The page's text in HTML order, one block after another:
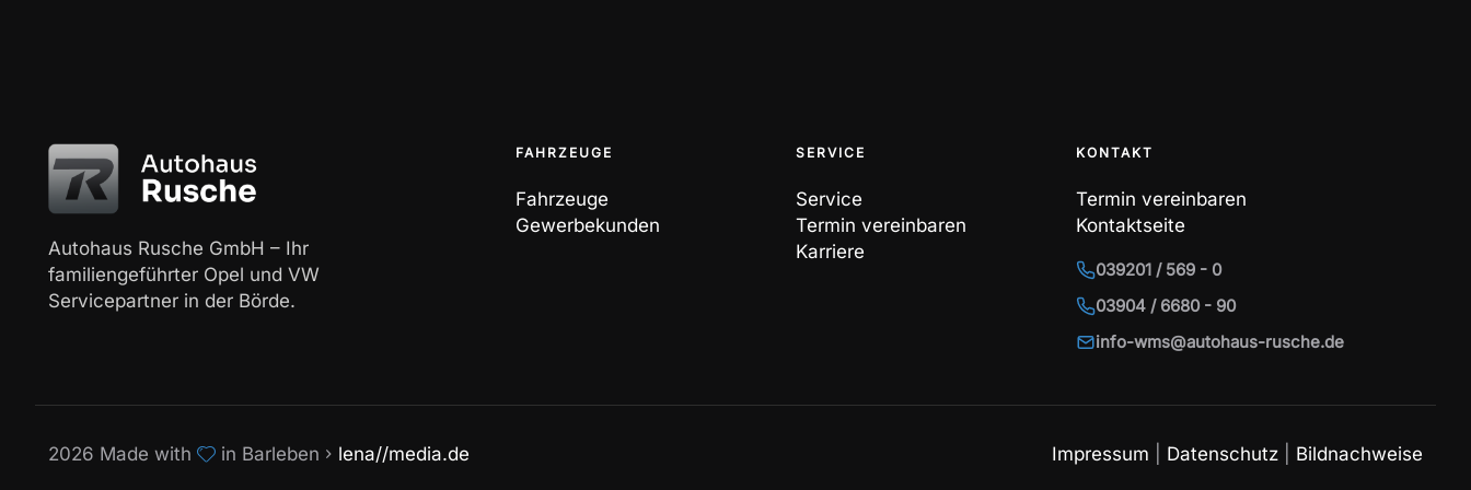
Autohaus Rusche GmbH – Ihr
familiengeführter Opel und VW
Servicepartner in der Börde.
FAHRZEUGE
Fahrzeuge
Gewerbekunden
SERVICE
Service
Termin vereinbaren
Karriere
KONTAKT
Termin vereinbaren
Kontaktseite
039201 / 569 - 0
03904 / 6680 - 90
info-wms@autohaus-rusche.de
2026 Made with in Barleben lena//media.de Impressum Datenschutz Bildnachweise